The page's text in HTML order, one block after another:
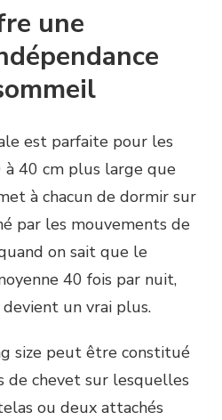
une
est parfaite pour les
40 cm plus large que
à chacun de dormir sur
par les mouvements de
on sait que le
40 fois par nuit,
un vrai plus.
size peut être constitué
de chevet sur lesquelles
ou deux attachés